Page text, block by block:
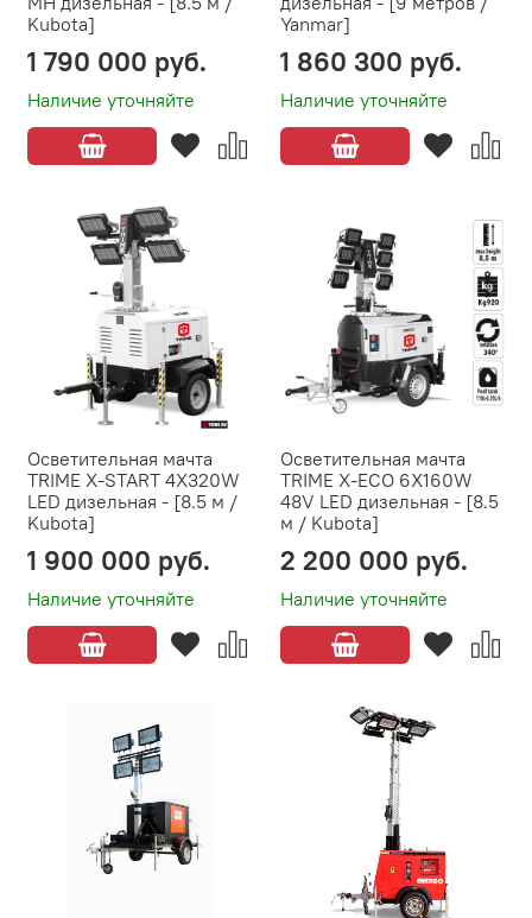
Kubota]
Наличие уточняйте
1 790 000 руб.
Yanmar]
Наличие уточняйте
1 860 300 руб.
Осветительная мачта
TRIME X-START 4X320W
LED дизельная - [8.5 м /
Kubota]
Наличие уточняйте
1 900 000 руб.
Осветительная мачта
TRIME X-ECO 6X160W
48V LED дизельная - [8.5
м / Kubota]
Наличие уточняйте
2 200 000 руб.